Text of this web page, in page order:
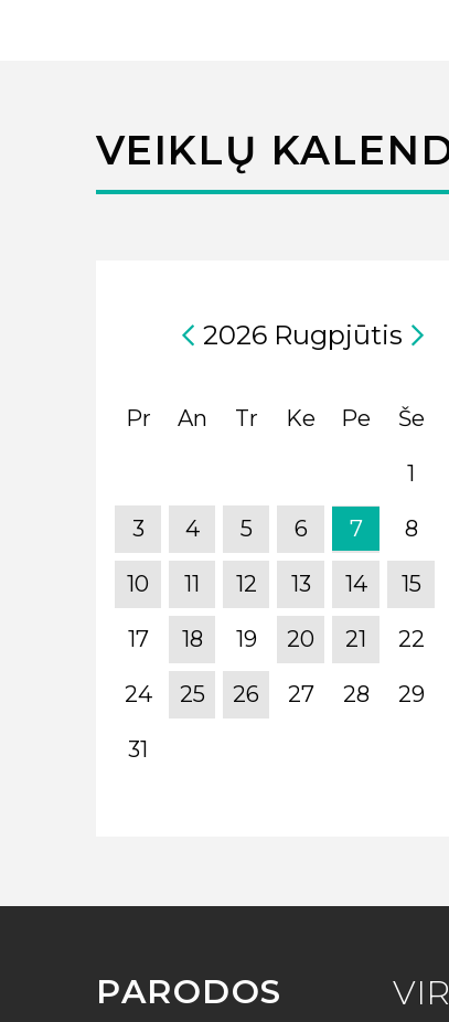
VEIKLŲ
2026 Rugpjūtis
Pr An Tr Ke Pe Še
1
3 4 5 6 7 8
10 11 12 13 14 15
17 18 19 20 21 22
24 25 26 27 28 29
31
PARODOS